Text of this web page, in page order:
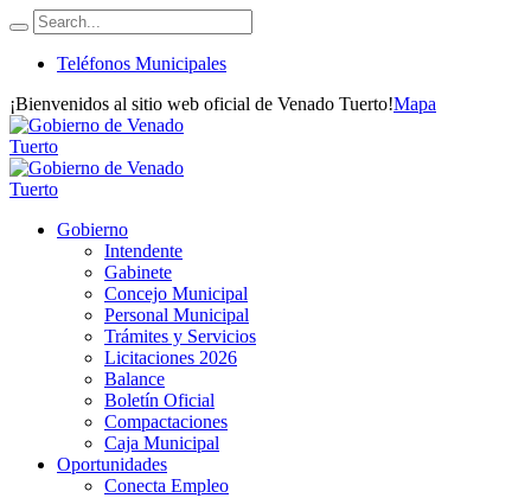
Teléfonos Municipales
¡Bienvenidos al sitio web oficial de Venado Tuerto!Mapa
Gobierno
Intendente
Gabinete
Concejo Municipal
Personal Municipal
Trámites y Servicios
Licitaciones 2026
Balance
Boletín Oficial
Compactaciones
Caja Municipal
Oportunidades
Conecta Empleo